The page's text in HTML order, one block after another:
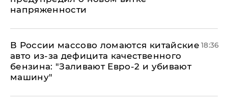
напряженности
В России массово ломаются китайские
авто из-за дефицита качественного
бензина: "Заливают Евро-2 и убивают
машину"
18:36